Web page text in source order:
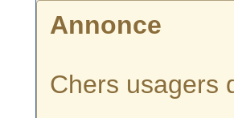
Annonce
Chers usagers